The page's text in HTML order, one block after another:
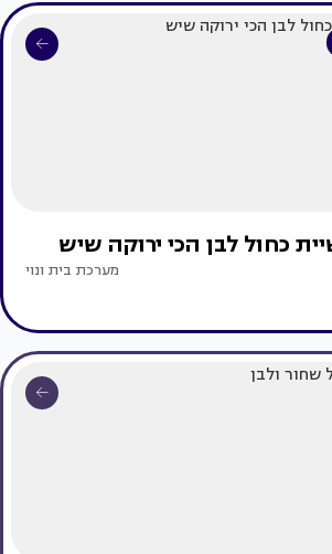
כחול לבן הכי ירוקה שיש
מערכת בית ונוי